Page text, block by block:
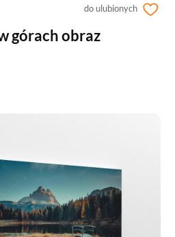
do ulubionych
górach obraz